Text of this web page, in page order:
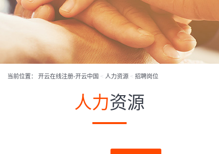
当前位置： 开云在线注册-开云中国 < 人力资源 < 招聘岗位
人力资源